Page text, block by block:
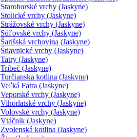
Starohorské vrchy (Jaskyne)
Stolické vrchy (Jaskyne)
Strážovské vrchy (Jaskyne)
Súľovské vrchy (Jaskyne)
Šarišská vrchovina (Jaskyne)
Štiavnické vrchy (Jaskyne)
Tatry (Jaskyne)
Tribeč (Jaskyne)
Turčianska kotlina (Jaskyne)
Veľká Fatra (Jaskyne)
Veporské vrchy (Jaskyne)
Vihorlatské vrchy (Jaskyne)
Volovské vrchy (Jaskyne)
Vtáčnik (Jaskyne)
Zvolenská kotlina (Jaskyne)